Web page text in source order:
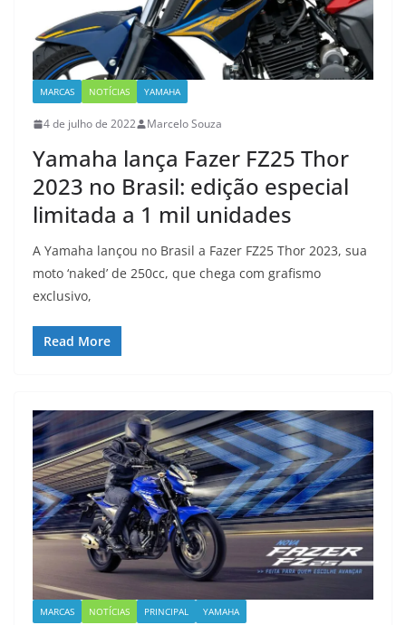
MARCAS NOTÍCIAS YAMAHA
4 de julho de 2022 Marcelo Souza
Yamaha lança Fazer FZ25 Thor
2023 no Brasil: edição especial
limitada a 1 mil unidades
A Yamaha lançou no Brasil a Fazer FZ25 Thor 2023, sua
moto ‘naked’ de 250cc, que chega com grafismo
exclusivo,
Read More
MARCAS NOTÍCIAS PRINCIPAL YAMAHA